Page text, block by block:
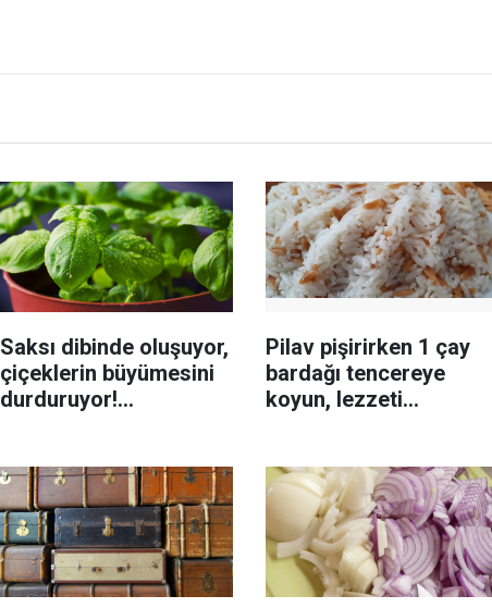
Saksı dibinde oluşuyor,
çiçeklerin büyümesini
durduruyor!
Pilav pişirirken 1 çay
bardağı tencereye
koyun, lezzeti